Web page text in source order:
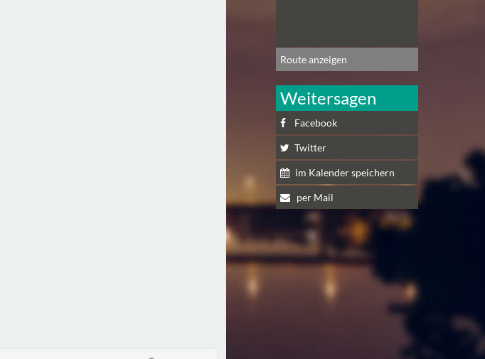
Route anzeigen
Weitersagen
Facebook
Twitter
im Kalender speichern
per Mail